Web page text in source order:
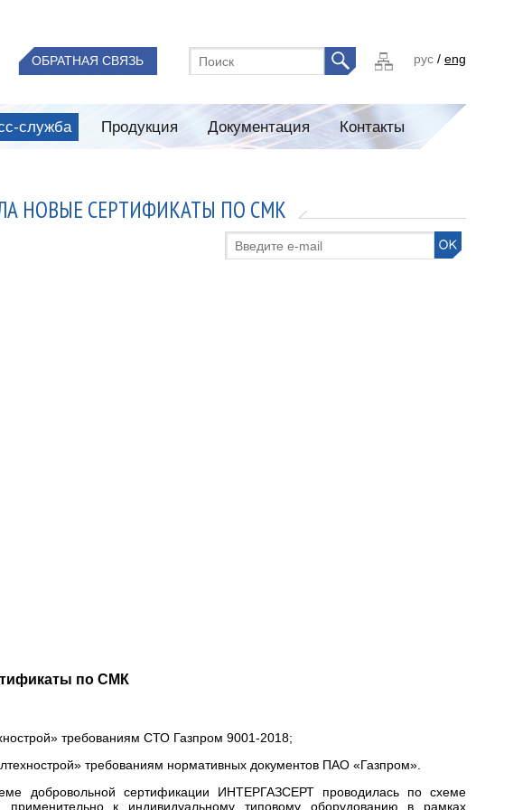
ОБРАТНАЯ СВЯЗЬ рус / eng
служба Продукция Документация Контакты
НОВЫЕ СЕРТИФИКАТЫ ПО СМК
по СМК
требованиям СТО Газпром 9001-2018;
требованиям нормативных документов ПАО «Газпром».
добровольной сертификации ИНТЕРГАЗСЕРТ проводилась по схеме
к индивидуальному типовому оборудованию в рамках